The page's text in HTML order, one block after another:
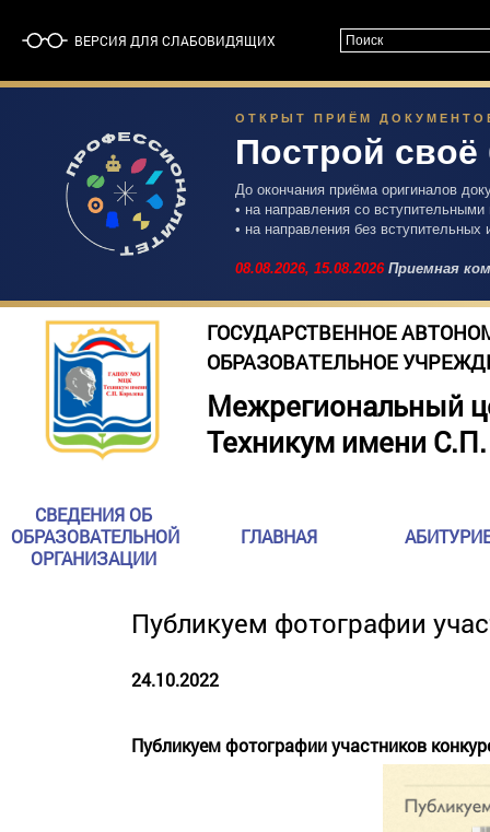
ВЕРСИЯ ДЛЯ СЛАБОВИДЯЩИХ
ОТКРЫТ ПРИЁМ
Построй
До окончания приёма оригиналов
• на направления со
• на направления без
08.08.2026, 15.08.2026Приемная
ГОСУДАРСТВЕННОЕ
ОБРАЗОВАТЕЛЬНОЕ
Межрегиональный
Техникум имени
СВЕДЕНИЯ ОБ
ОБРАЗОВАТЕЛЬНОЙ
ОРГАНИЗАЦИИ
ГЛАВНАЯ
Публикуем фотографии
24.10.2022
Публикуем фотографии участников